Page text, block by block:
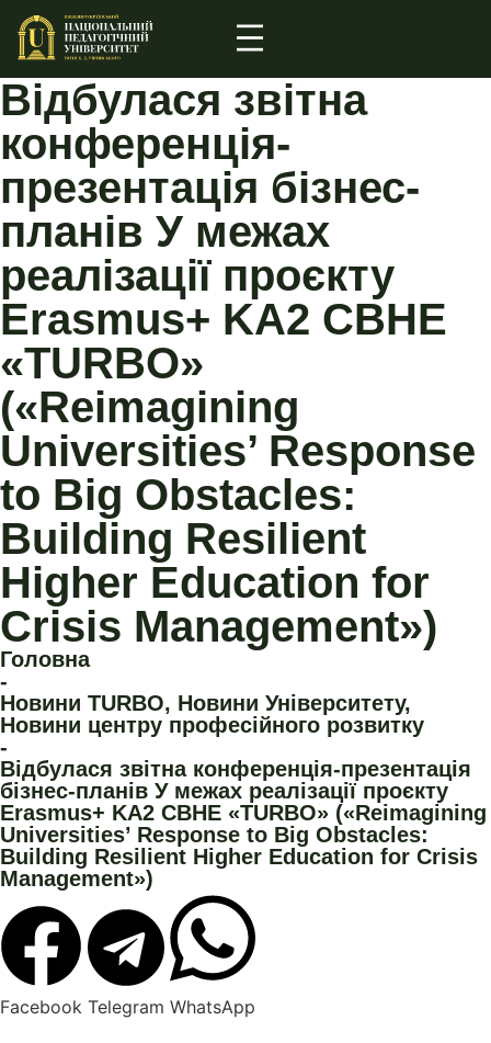
Відбулася звітна
конференція-
презентація бізнес-
планів У межах
реалізації проєкту
Erasmus+ KA2 CBHE
«TURBO»
(«Reimagining
Universities’ Response
to Big Obstacles:
Building Resilient
Higher Education for
Crisis Management»)
Головна
-
Новини TURBO, Новини Університету,
Новини центру професійного розвитку
-
Відбулася звітна конференція-презентація
бізнес-планів У межах реалізації проєкту
Erasmus+ KA2 CBHE «TURBO» («Reimagining
Universities’ Response to Big Obstacles:
Building Resilient Higher Education for Crisis
Management»)
Facebook Telegram WhatsApp